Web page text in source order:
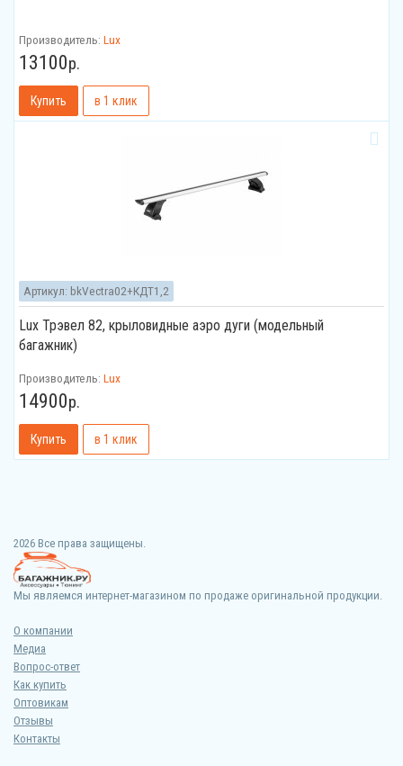
Производитель: Lux
13100р.
Lux Трэвел 82, крыловидные аэро дуги (модельный
багажник)
Артикул: bkVectra02+КДТ1,2
Производитель: Lux
14900р.
2026 Все права защищены.
Мы являемся интернет-магазином по продаже оригинальной продукции.
О компании
Медиа
Вопрос-ответ
Как купить
Оптовикам
Отзывы
Контакты